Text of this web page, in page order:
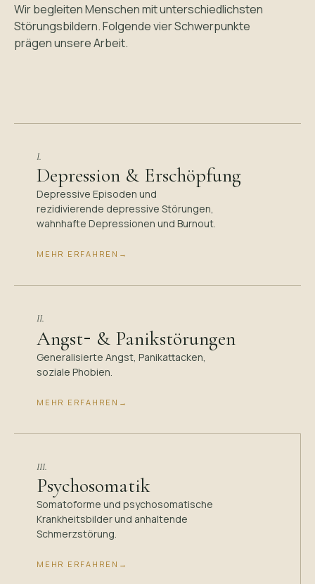
Wir begleiten Menschen mit unterschiedlichsten
Störungsbildern. Folgende vier Schwerpunkte
prägen unsere Arbeit.
I.
Depression & Erschöpfung
Depressive Episoden und
rezidivierende depressive Störungen,
wahnhafte Depressionen und Burnout.
MEHR ERFAHREN →
II.
Angst- & Panikstörungen
Generalisierte Angst, Panikattacken,
soziale Phobien.
MEHR ERFAHREN →
III.
Psychosomatik
Somatoforme und psychosomatische
Krankheitsbilder und anhaltende
Schmerzstörung.
MEHR ERFAHREN →